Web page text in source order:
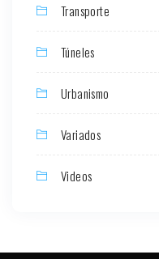
Transporte
Túneles
Urbanismo
Variados
Videos